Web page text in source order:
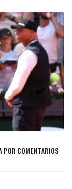
POR COMENTARIOS